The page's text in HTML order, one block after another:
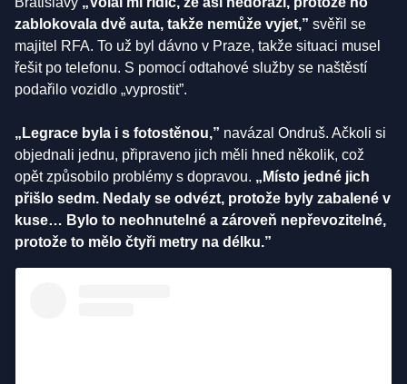
zablokovala dvě auta, takže nemůže vyjet,” svěřil se
majitel RFA. To už byl dávno v Praze, takže situaci musel
řešit po telefonu. S pomocí odtahové služby se naštěstí
podařilo vozidlo „vyprostit”.
„Legrace byla i s fotostěnou,” navázal Ondruš. Ačkoli si
objednali jednu, připraveno jich měli hned několik, což
opět způsobilo problémy s dopravou. „Místo jedné jich
přišlo sedm. Nedaly se odvézt, protože byly zabalené v
kuse… Bylo to neohnutelné a zároveň nepřevozitelné,
protože to mělo čtyři metry na délku.”